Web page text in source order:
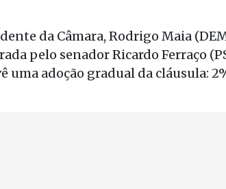
da Câmara, Rodrigo Maia
pelo senador Ricardo Ferraço
uma adoção gradual da cláusula: